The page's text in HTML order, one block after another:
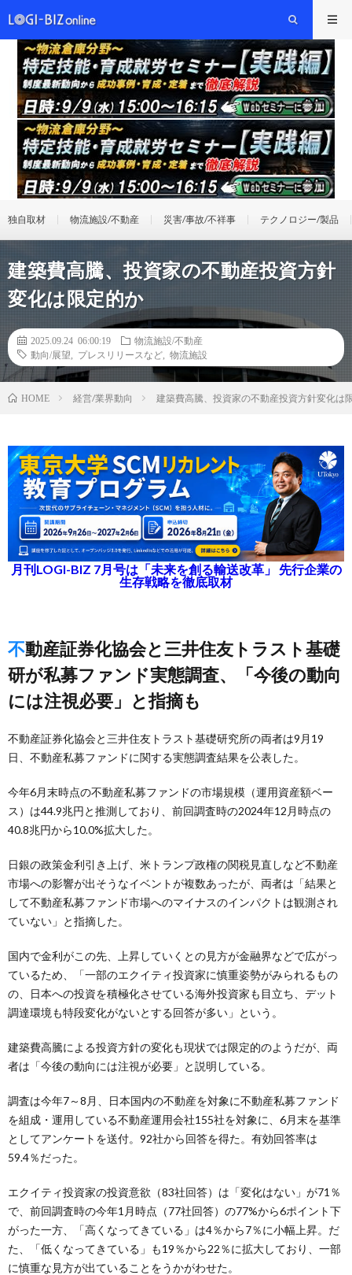
独自取材 物流施設/不動産 災害/事故/不祥事 テクノロジー/製品
建築費高騰、投資家の不動産投資方針
変化は限定的か
2025.09.24 06:00:19
物流施設/不動産
動向/展望
プレスリリースなど 物流施設
HOME 経営/業界動向 建築費高騰、投資家の不動産投資方針変化は
月刊LOGI-BIZ 7月号は「未来を創る輸送改革」 先行企業の
生存戦略を徹底取材
不動産証券化協会と三井住友トラスト基礎
研が私募ファンド実態調査、「今後の動向
には注視必要」と指摘も
不動産証券化協会と三井住友トラスト基礎研究所の両者は9月19
日、不動産私募ファンドに関する実態調査結果を公表した。
今年6月末時点の不動産私募ファンドの市場規模（運用資産額ベー
ス）は44.9兆円と推測しており、前回調査時の2024年12月時点の
40.8兆円から10.0%拡大した。
日銀の政策金利引き上げ、米トランプ政権の関税見直しなど不動産
市場への影響が出そうなイベントが複数あったが、両者は「結果と
して不動産私募ファンド市場へのマイナスのインパクトは観測され
ていない」と指摘した。
国内で金利がこの先、上昇していくとの見方が金融界などで広がっ
ているため、「一部のエクイティ投資家に慎重姿勢がみられるもの
の、日本への投資を積極化させている海外投資家も目立ち、デット
調達環境も特段変化がないとする回答が多い」という。
建築費高騰による投資方針の変化も現状では限定的のようだが、両
者は「今後の動向には注視が必要」と説明している。
調査は今年7～8月、日本国内の不動産を対象に不動産私募ファンド
を組成・運用している不動産運用会社155社を対象に、6月末を基準
としてアンケートを送付。92社から回答を得た。有効回答率は
59.4％だった。
エクイティ投資家の投資意欲（83社回答）は「変化はない」が71％
で、前回調査時の今年1月時点（77社回答）の77%から6ポイント下
がった一方、「高くなってきている」は4％から7％に小幅上昇。だ
た、「低くなってきている」も19％から22％に拡大しており、一部
に慎重な見方が出ていることをうかがわせた。